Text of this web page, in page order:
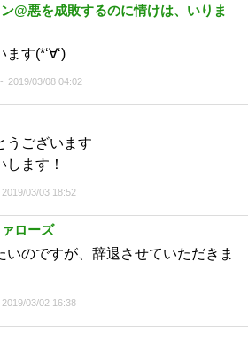
@悪を成敗するのに情けは、いりま
す(*‘∀‘)
2019/03/08 04:02
うございます
します！
2019/03/03 18:52
ローズ
いのですが、辞退させていただきま
2019/03/02 16:38